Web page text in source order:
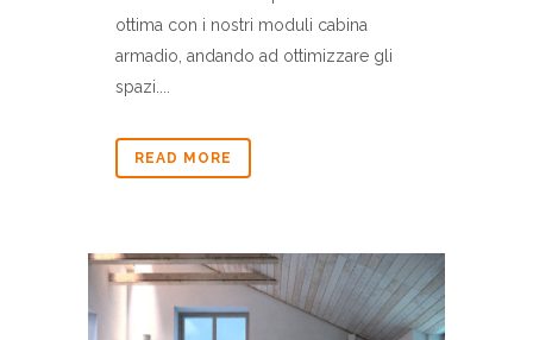
ottima con i nostri moduli cabina
armadio, andando ad ottimizzare gli
spazi....
READ MORE